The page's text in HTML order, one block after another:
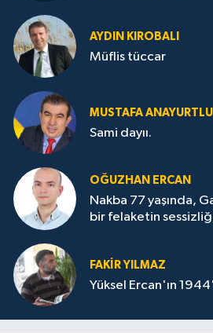
AYDIN KIROBALI
Müflis tüccar
MUSTAFA ANAYURTLU
Sami dayıı.
OĞUZHAN ERCAN
Nakba 77 yaşında,
bir felaketin
FAKİR YILMAZ
Yüksel Ercan'ın